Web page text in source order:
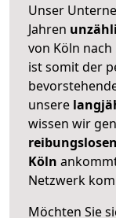
Unser
Jahren
von Köln
ist somit der
unsere
wissen wir
Köln
Netzwerk
Möchten Sie